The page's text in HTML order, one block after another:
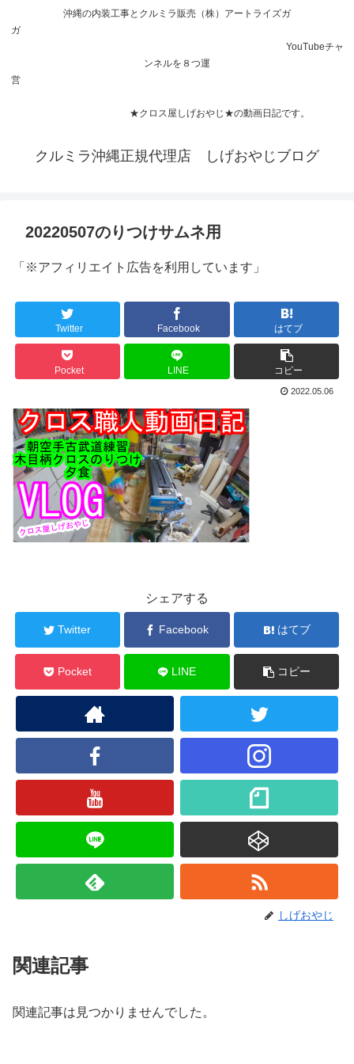
沖縄の内装工事とクルミラ販売（株）アートライズガ
ガ
YouTubeチャ
ンネルを８つ運
営
★クロス屋しげおやじ★の動画日記です。
クルミラ沖縄正規代理店 しげおやじブログ
20220507のりつけサムネ用
「※アフィリエイト広告を利用しています」
Twitter Facebook はてブ
Pocket LINE コピー
2022.05.06
シェアする
Twitter Facebook はてブ
Pocket LINE コピー
しげおやじ
関連記事
関連記事は見つかりませんでした。